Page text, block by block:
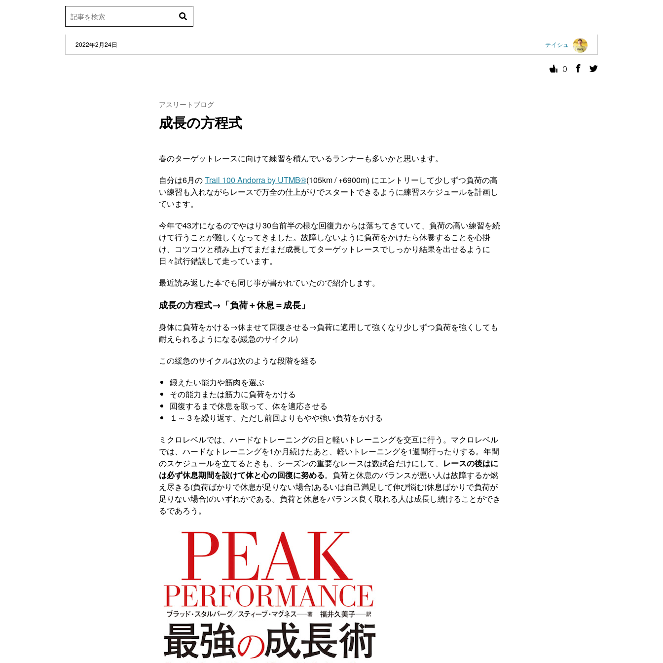
2022年2月24日 テイシュ
0
アスリートブログ
成長の方程式
春のターゲットレースに向けて練習を積んでいるランナーも多いかと思います。
自分は6月のTrail 100 Andorra by UTMB®(105km / +6900m) にエントリーして少しずつ負荷の高
い練習も入れながらレースで万全の仕上がりでスタートできるように練習スケジュールを計画し
ています。
今年で43才になるのでやはり30台前半の様な回復力からは落ちてきていて、負荷の高い練習を続
けて行うことが難しくなってきました。故障しないように負荷をかけたら休養することを心掛
け、コツコツと積み上げてまだまだ成長してターゲットレースでしっかり結果を出せるように
日々試行錯誤して走っています。
最近読み返した本でも同じ事が書かれていたので紹介します。
成長の方程式→ 「負荷＋休息＝成長」
身体に負荷をかける→休ませて回復させる→負荷に適用して強くなり少しずつ負荷を強くしても
耐えられるようになる(緩急のサイクル)
この緩急のサイクルは次のような段階を経る
鍛えたい能力や筋肉を選ぶ
その能力または筋力に負荷をかける
回復するまで休息を取って、体を適応させる
１～３を繰り返す。ただし前回よりもやや強い負荷をかける
ミクロレベルでは、ハードなトレーニングの日と軽いトレーニングを交互に行う。マクロレベル
では、ハードなトレーニングを1か月続けたあと、軽いトレーニングを1週間行ったりする。年間
のスケジュールを立てるときも、シーズンの重要なレースは数試合だけにして、 レースの後はに
は必ず休息期間を設けて体と心の回復に努める。負荷と休息のバランスが悪い人は故障するか燃
え尽きる(負荷ばかりで休息が足りない場合)あるいは自己満足して伸び悩む(休息ばかりで負荷が
足りない場合)のいずれかである。負荷と休息をバランス良く取れる人は成長し続けることができ
るであろう。